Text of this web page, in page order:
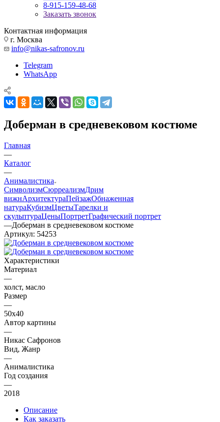
8-915-159-48-68
Заказать звонок
Контактная информация
г. Москва
info@nikas-safronov.ru
Telegram
WhatsApp
Доберман в средневековом костюме
Главная
—
Каталог
—
Анималистика
СимволизмСюрреализмДрим
вижнАрхитектураПейзажОбнаженная
натураКубизмЦветыТарелки и
скульптураЦеныПортретГрафический портрет
—Доберман в средневековом костюме
Артикул: 54253
Характеристики
Материал
—
холст, масло
Размер
—
50х40
Автор картины
—
Никас Сафронов
Вид, Жанр
—
Анималистика
Год создания
—
2018
Описание
Как заказать